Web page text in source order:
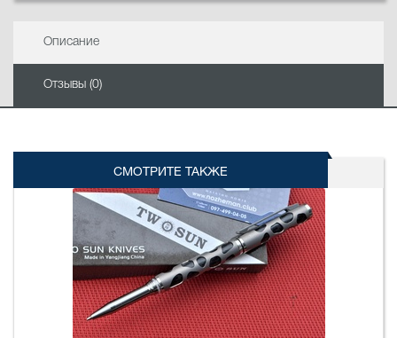
Описание
Отзывы (0)
СМОТРИТЕ ТАКЖЕ